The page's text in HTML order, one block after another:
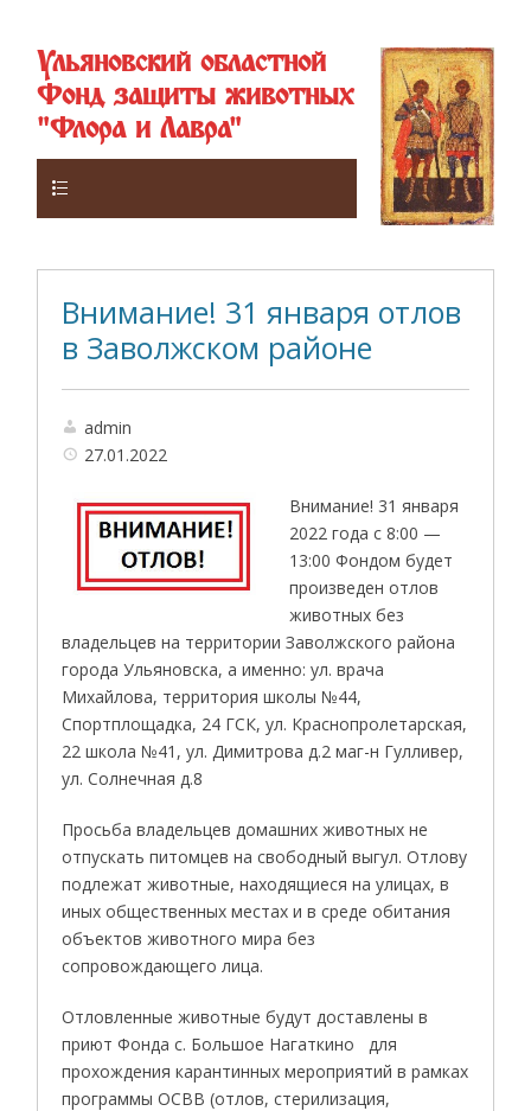
Ульяновский областной
Фонд защиты животных
"Флора и Лавра"
Внимание! 31 января отлов
в Заволжском районе
admin
27.01.2022
Внимание! 31 января
2022 года с 8:00 —
13:00 Фондом будет
произведен отлов
животных без
владельцев на территории Заволжского района
города Ульяновска, а именно: ул. врача
Михайлова, территория школы №44,
Спортплощадка, 24 ГСК, ул. Краснопролетарская,
22 школа №41, ул. Димитрова д.2 маг-н Гулливер,
ул. Солнечная д.8
Просьба владельцев домашних животных не
отпускать питомцев на свободный выгул. Отлову
подлежат животные, находящиеся на улицах, в
иных общественных местах и в среде обитания
объектов животного мира без
сопровождающего лица.
Отловленные животные будут доставлены в
приют Фонда с. Большое Нагаткино для
прохождения карантинных мероприятий в рамках
программы ОСВВ (отлов, стерилизация,